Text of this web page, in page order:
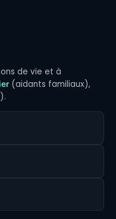
de vie et à
(aidants familiaux),